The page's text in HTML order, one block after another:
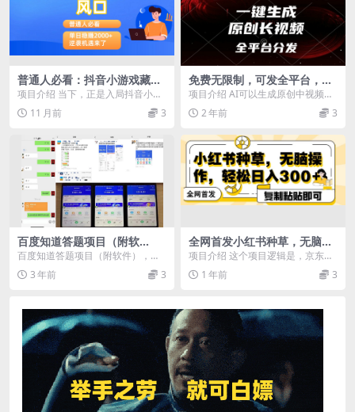
普通人必看：抖音小游戏藏暴
利风口，单日稳赚2000+，逆
袭机遇来了
项目介绍 当下，正是入局抖音小游
戏的绝佳时机。平台规则不断完
善，为参与者提供了公...
11 月前 3
免费无限制，可发全平台，一
键生成原创长视频，单账号日
入2000+，
项目介绍 AI可以生成原创中视频
了！不是4秒，而是最长达6分钟，
这款AI视频生成...
2 年前 3
百度知道答‮项题‬目（附软
件），外面收880‮一，‬个小时
百度知道答‮项题‬目（附软件），外
面收880‮一，‬个小时撸几十块，勤
快‮来的 ...
3 年前 3
全网首发小红书种草，无脑操
作，复制粘贴即可，轻松日入
300+
项目介绍 这个项目逻辑是，京东服
务商对接了我们平台，我们复制粘
贴，在小红书发布就...
1 年前 3